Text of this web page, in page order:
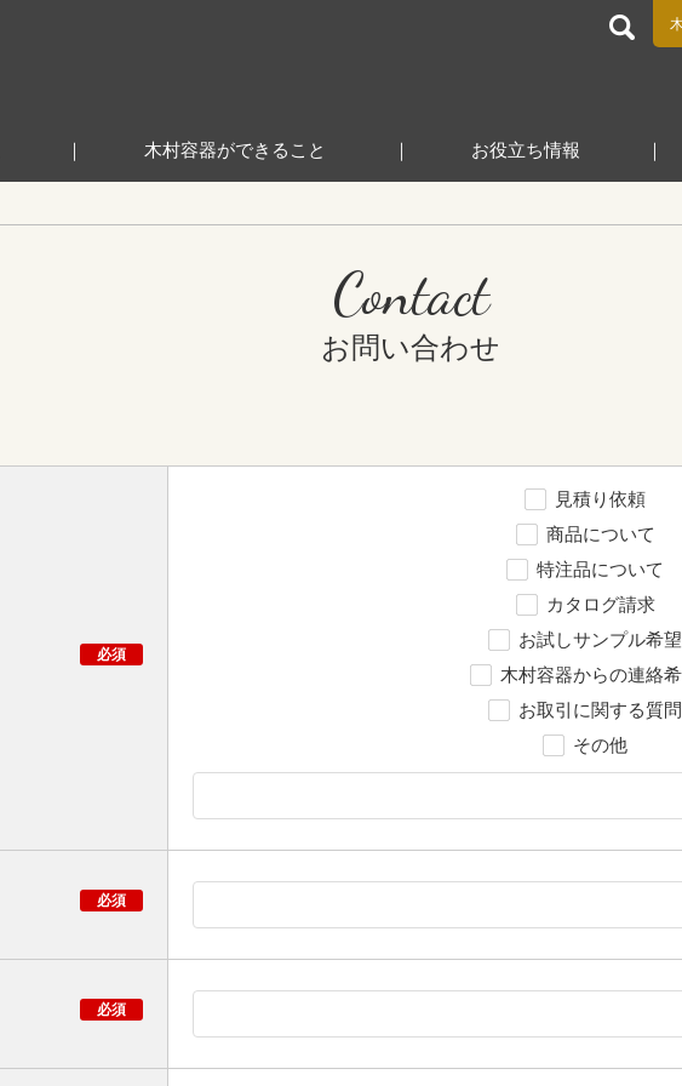
食品包装容器と業務用店舗用品の総合商社 木村容器株式会
木村容器ができること お役立ち情報
Contact
お問い合わせ
必須
見積り依頼
商品について
特注品について
カタログ請求
お試しサンプル希望
木村容器からの連絡
お取引に関する質問
その他
必須
必須